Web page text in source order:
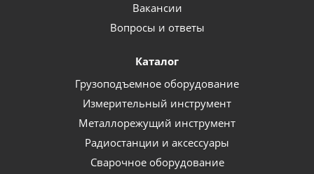
Вакансии
Вопросы и ответы
Каталог
Грузоподъемное оборудование
Измерительный инструмент
Металлорежущий инструмент
Радиостанции и аксессуары
Сварочное оборудование